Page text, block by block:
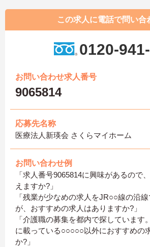
この求人に電話で問い合
0120-
お問い合わせ求人番号
9065814
応募先名称
医療法人新瑛会 さくらマイホーム
お問い合わせ例
「求人番号9065814に興味があるので
えますか?」
「残業が少なめの求人をJR○○線の沿
が、おすすめの求人はありますか?」
「介護職の募集を都内で探しています
に載っている○○○○○以外におすすめの
か?」